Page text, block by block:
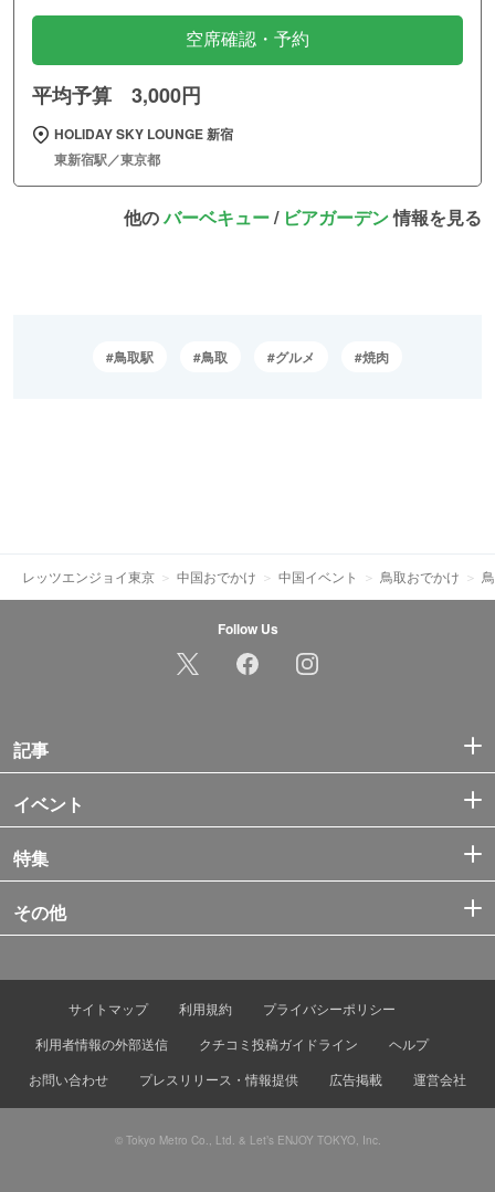
空席確認・予約
平均予算 3,000円
HOLIDAY SKY LOUNGE 新宿
東新宿駅／東京都
他のバーベキュー/ ビアガーデン情報を見る
鳥取駅 鳥取 グルメ 焼肉
レッツエンジョイ東京 中国おでかけ 中国イベント 鳥取おでかけ
Follow Us
記事
イベント
特集
その他
サイトマップ 利用規約
プライバシーポリシー
利用者情報の外部送信
クチコミ投稿ガイドライン
ヘルプ
お問い合わせ
プレスリリース・情報提供 広告掲載 運営会社
© Tokyo Metro Co., Ltd. & Let’s ENJOY TOKYO, Inc.